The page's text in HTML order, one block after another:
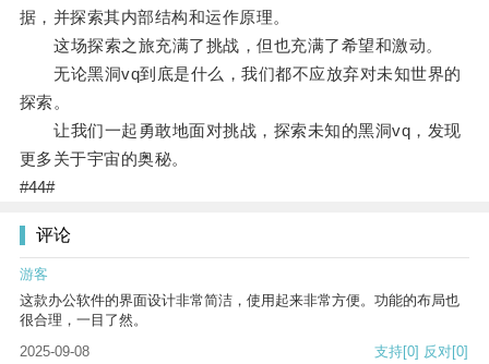
据，并探索其内部结构和运作原理。
这场探索之旅充满了挑战，但也充满了希望和激动。
无论黑洞vq到底是什么，我们都不应放弃对未知世界的
探索。
让我们一起勇敢地面对挑战，探索未知的黑洞vq，发现
更多关于宇宙的奥秘。
#44#
评论
游客
这款办公软件的界面设计非常简洁，使用起来非常方便。功能的布局也
很合理，一目了然。
2025-09-08
支持[0] 反对[0]